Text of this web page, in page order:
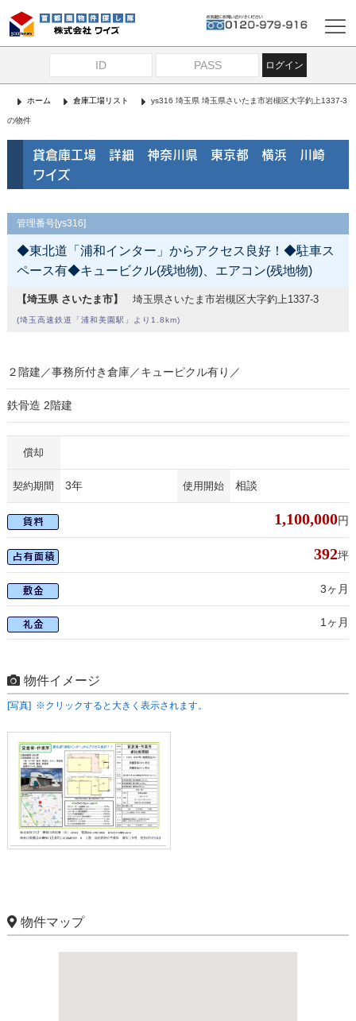
ログイン
ホーム 倉庫工場リスト ys316 埼玉県 埼玉県さいたま市岩槻区大字釣上1337-3
の物件
貸倉庫工場 詳細 神奈川県 東京都 横浜 川崎
ワイズ
管理番号[ys316]
◆東北道「浦和インター」からアクセス良好！◆駐車ス
ペース有◆キュービクル(残地物)、エアコン(残地物)
【埼玉県 さいたま市】 埼玉県さいたま市岩槻区大字釣上1337-3
(埼玉高速鉄道「浦和美園駅」より1.8km)
２階建／事務所付き倉庫／キューピクル有り／
鉄骨造 2階建
償却
契約期間 3年 使用開始 相談
1,100,000円
392坪
3ヶ月
1ヶ月
物件イメージ
[写真] ※クリックすると大きく表示されます。
物件マップ